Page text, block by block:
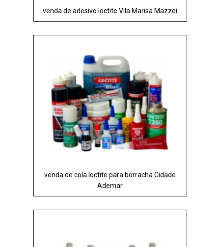
venda de adesivo loctite Vila Marisa Mazzei
venda de cola loctite para borracha Cidade
Ademar